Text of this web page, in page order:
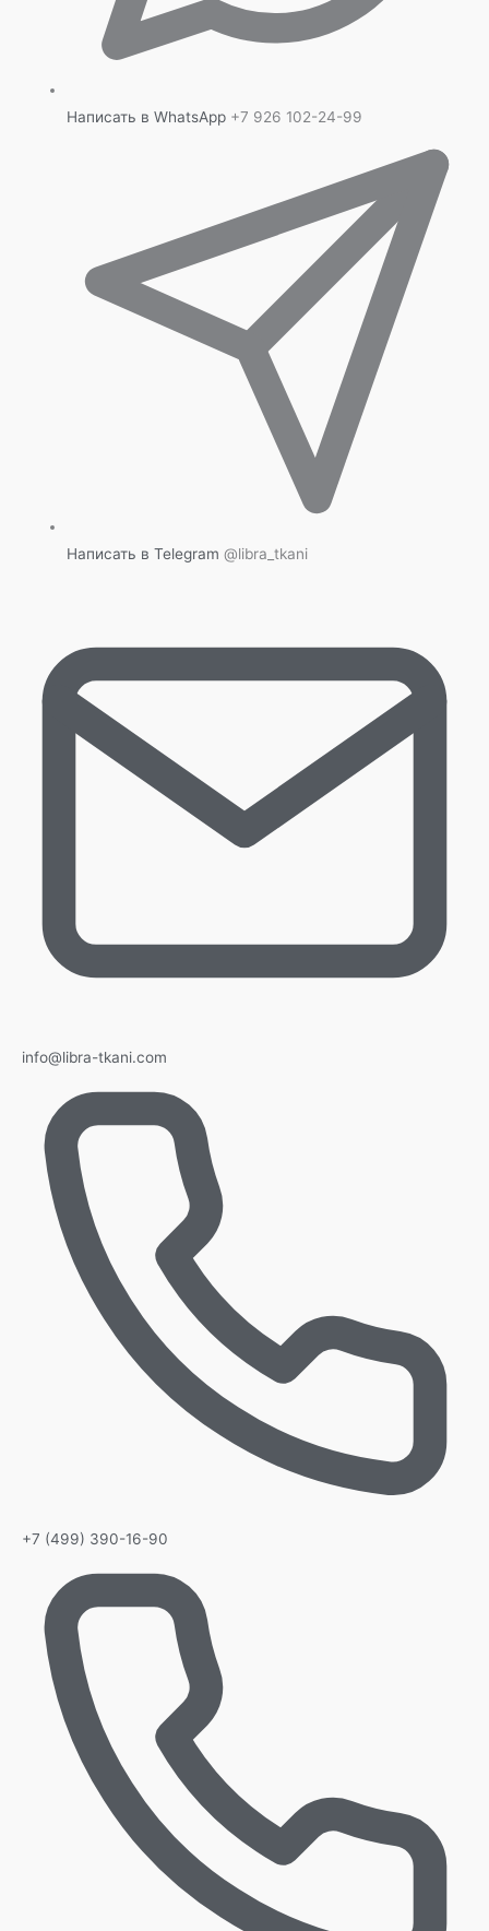
Написать в WhatsApp +7 926 102-24-99
Написать в Telegram @libra_tkani
info@libra-tkani.com
+7 (499) 390-16-90